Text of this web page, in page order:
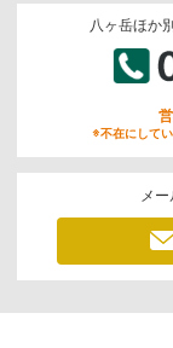
八ヶ岳ほか
※不在にして
メ